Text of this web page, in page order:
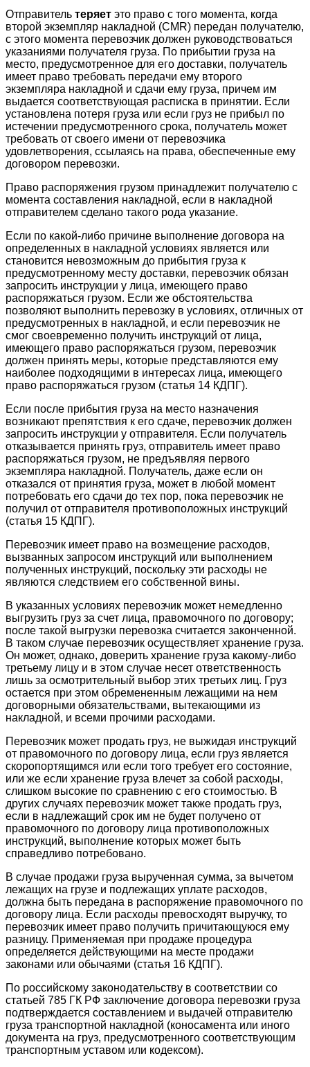
Отправитель теряет это право с того момента, когда
второй экземпляр накладной (CMR) передан получателю,
с этого момента перевозчик должен руководствоваться
указаниями получателя груза. По прибытии груза на
место, предусмотренное для его доставки, получатель
имеет право требовать передачи ему второго
экземпляра накладной и сдачи ему груза, причем им
выдается соответствующая расписка в принятии. Если
установлена потеря груза или если груз не прибыл по
истечении предусмотренного срока, получатель может
требовать от своего имени от перевозчика
удовлетворения, ссылаясь на права, обеспеченные ему
договором перевозки.
Право распоряжения грузом принадлежит получателю с
момента составления накладной, если в накладной
отправителем сделано такого рода указание.
Если по какой-либо причине выполнение договора на
определенных в накладной условиях является или
становится невозможным до прибытия груза к
предусмотренному месту доставки, перевозчик обязан
запросить инструкции у лица, имеющего право
распоряжаться грузом. Если же обстоятельства
позволяют выполнить перевозку в условиях, отличных от
предусмотренных в накладной, и если перевозчик не
смог своевременно получить инструкций от лица,
имеющего право распоряжаться грузом, перевозчик
должен принять меры, которые представляются ему
наиболее подходящими в интересах лица, имеющего
право распоряжаться грузом (статья 14 КДПГ).
Если после прибытия груза на место назначения
возникают препятствия к его сдаче, перевозчик должен
запросить инструкции у отправителя. Если получатель
отказывается принять груз, отправитель имеет право
распоряжаться грузом, не предъявляя первого
экземпляра накладной. Получатель, даже если он
отказался от принятия груза, может в любой момент
потребовать его сдачи до тех пор, пока перевозчик не
получил от отправителя противоположных инструкций
(статья 15 КДПГ).
Перевозчик имеет право на возмещение расходов,
вызванных запросом инструкций или выполнением
полученных инструкций, поскольку эти расходы не
являются следствием его собственной вины.
В указанных условиях перевозчик может немедленно
выгрузить груз за счет лица, правомочного по договору;
после такой выгрузки перевозка считается законченной.
В таком случае перевозчик осуществляет хранение груза.
Он может, однако, доверить хранение груза какому-либо
третьему лицу и в этом случае несет ответственность
лишь за осмотрительный выбор этих третьих лиц. Груз
остается при этом обремененным лежащими на нем
договорными обязательствами, вытекающими из
накладной, и всеми прочими расходами.
Перевозчик может продать груз, не выжидая инструкций
от правомочного по договору лица, если груз является
скоропортящимся или если того требует его состояние,
или же если хранение груза влечет за собой расходы,
слишком высокие по сравнению с его стоимостью. В
других случаях перевозчик может также продать груз,
если в надлежащий срок им не будет получено от
правомочного по договору лица противоположных
инструкций, выполнение которых может быть
справедливо потребовано.
В случае продажи груза вырученная сумма, за вычетом
лежащих на грузе и подлежащих уплате расходов,
должна быть передана в распоряжение правомочного по
договору лица. Если расходы превосходят выручку, то
перевозчик имеет право получить причитающуюся ему
разницу. Применяемая при продаже процедура
определяется действующими на месте продажи
законами или обычаями (статья 16 КДПГ).
По российскому законодательству в соответствии со
статьей 785 ГК РФ заключение договора перевозки груза
подтверждается составлением и выдачей отправителю
груза транспортной накладной (коносамента или иного
документа на груз, предусмотренного соответствующим
транспортным уставом или кодексом).